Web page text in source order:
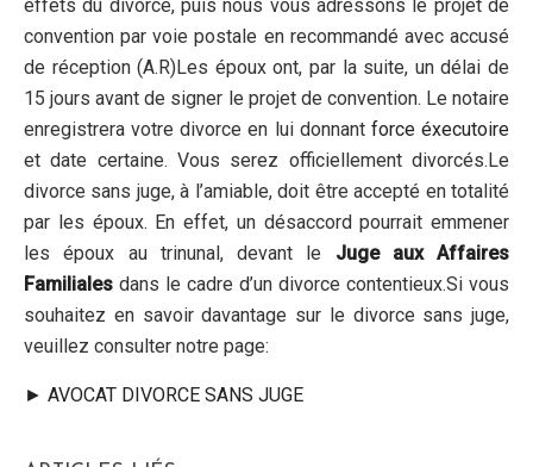
effets du divorce, puis nous vous adressons le projet de
convention par voie postale en recommandé avec accusé
de réception (A.R)Les époux ont, par la suite, un délai de
15 jours avant de signer le projet de convention. Le notaire
enregistrera votre divorce en lui donnantforce éxecutoire
et date certaine. Vous serez officiellement divorcés.Le
divorce sans juge, à l’amiable, doit être accepté en totalité
par les époux. En effet, un désaccord pourrait emmener
les époux au trinunal, devant le Juge aux Affaires
Familiales dans le cadre d’un divorce contentieux.Si vous
souhaitez en savoir davantage sur le divorce sans juge,
veuillez consulter notre page:
► AVOCAT DIVORCE SANS JUGE